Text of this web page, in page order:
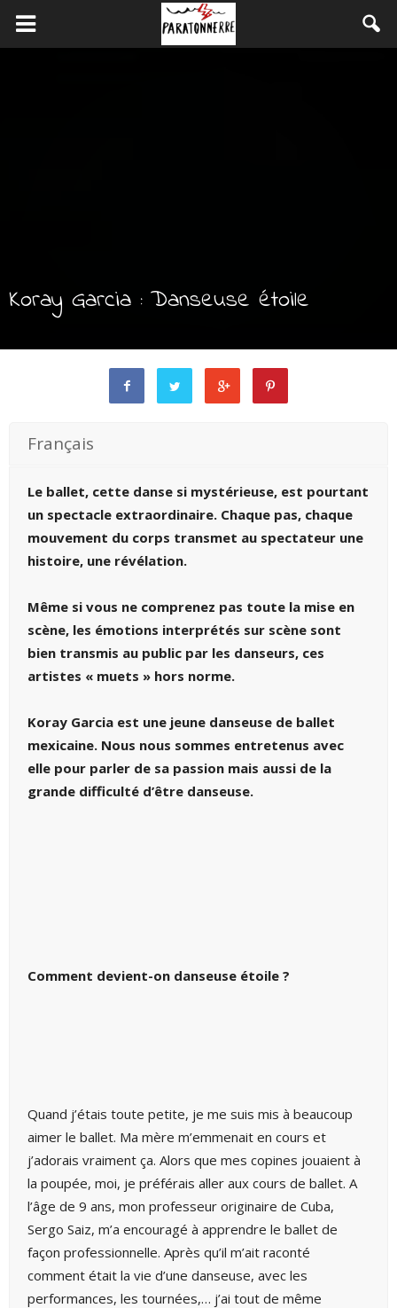
Koray Garcia : Danseuse étoile
Français
Le ballet, cette danse si mystérieuse, est pourtant
un spectacle extraordinaire. Chaque pas, chaque
mouvement du corps transmet au spectateur une
histoire, une révélation.
Même si vous ne comprenez pas toute la mise en
scène, les émotions interprétés sur scène sont
bien transmis au public par les danseurs, ces
artistes « muets » hors norme.
Koray Garcia est une jeune danseuse de ballet
mexicaine. Nous nous sommes entretenus avec
elle pour parler de sa passion mais aussi de la
grande difficulté d’être danseuse.
Comment devient-on danseuse étoile ?
Quand j’étais toute petite, je me suis mis à beaucoup
aimer le ballet. Ma mère m’emmenait en cours et
j’adorais vraiment ça. Alors que mes copines jouaient à
la poupée, moi, je préférais aller aux cours de ballet. A
l’âge de 9 ans, mon professeur originaire de Cuba,
Sergo Saiz, m’a encouragé à apprendre le ballet de
façon professionnelle. Après qu’il m’ait raconté
comment était la vie d’une danseuse, avec les
performances, les tournées,… j’ai tout de même